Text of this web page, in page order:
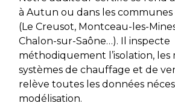
à Autun ou dans les
(Le Creusot, Montceau-les-
Chalon-sur-Saône…). Il inspecte
méthodiquement l’isolation, les
systèmes de chauffage et de
relève toutes les données
modélisation.